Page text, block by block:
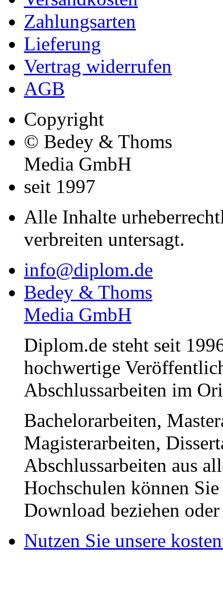
Zahlungsarten
Lieferung
Vertrag widerrufen
AGB
Copyright
© Bedey & Thoms
Media GmbH
seit 1997
Alle Inhalte
verbreiten untersagt.
info@diplom.de
Bedey & Thoms
Media GmbH
Diplom.de steht seit
hochwertige
Abschlussarbeiten im
Bachelorarbeiten,
Magisterarbeiten,
Abschlussarbeiten aus
Hochschulen können
Download beziehen
Nutzen Sie unsere